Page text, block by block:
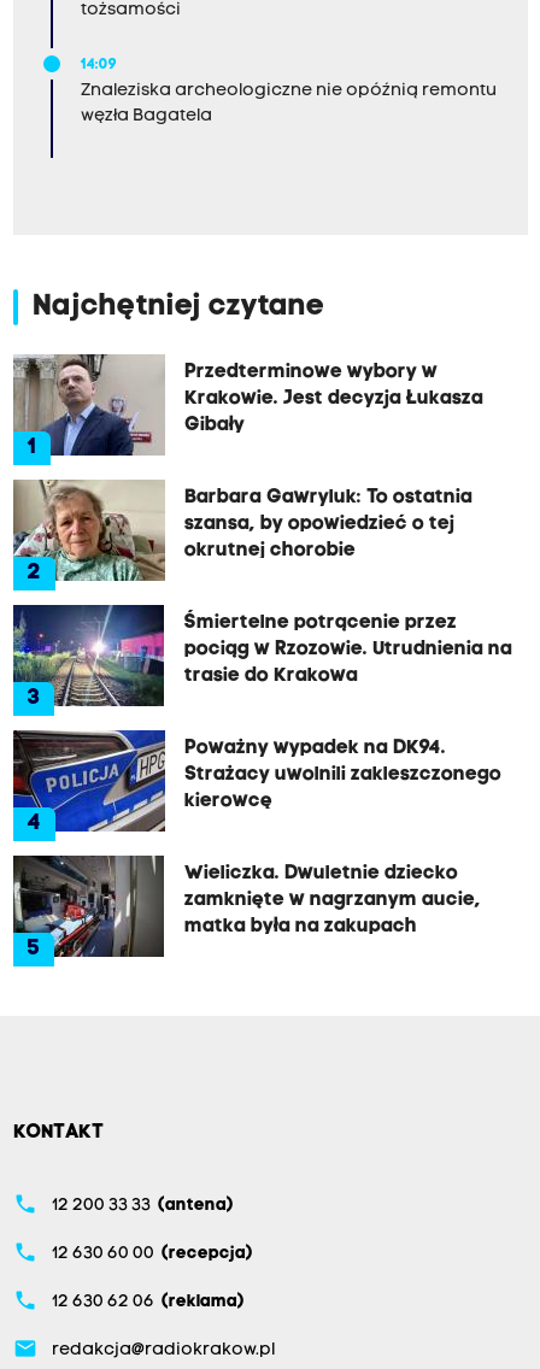
tożsamości
14:09
Znaleziska archeologiczne nie opóźnią remontu
węzła Bagatela
Najchętniej czytane
1
Przedterminowe wybory w
Krakowie. Jest decyzja Łukasza
Gibały
2
Barbara Gawryluk: To ostatnia
szansa, by opowiedzieć o tej
okrutnej chorobie
3
Śmiertelne potrącenie przez
pociąg w Rzozowie. Utrudnienia na
trasie do Krakowa
4
Poważny wypadek na DK94.
Strażacy uwolnili zakleszczonego
kierowcę
5
Wieliczka. Dwuletnie dziecko
zamknięte w nagrzanym aucie,
matka była na zakupach
KONTAKT
phone 12 200 33 33 (antena)
phone 12 630 60 00 (recepcja)
phone 12 630 62 06 (reklama)
email redakcja@radiokrakow.pl